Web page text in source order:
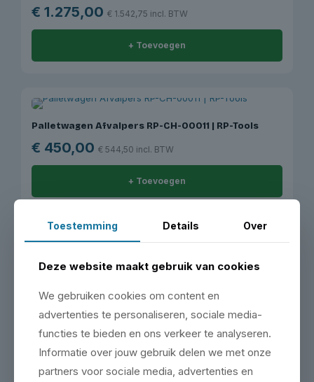
€ 1.275,00 € 1.542,75 incl. BTW
+ Toevoegen
Palletwagen Afvalpers RP-CH-00011 | RP-Tools
€ 450,00 € 544,50 incl. BTW
+ Toevoegen
Onze monteurs adviseren
Niet zeker welk model past in jouw werkplaats? Bel
ons gerust!
Toestemming Details Over
Deze website maakt gebruik van cookies
We gebruiken cookies om content en
advertenties te personaliseren, sociale media-
functies te bieden en ons verkeer te analyseren.
Informatie over jouw gebruik delen we met onze
partners voor sociale media, advertenties en